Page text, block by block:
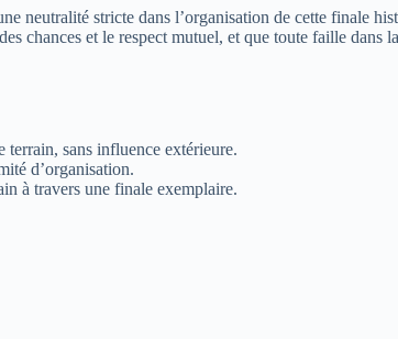
neutralité stricte dans l’organisation de cette finale
chances et le respect mutuel, et que toute faille dans
terrain, sans influence extérieure.
d’organisation.
à travers une finale exemplaire.